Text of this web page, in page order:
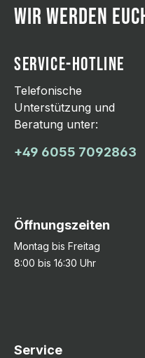
WIR WERDEN
SERVICE-HOTLINE
Telefonische
Unterstützung und
Beratung unter:
+49 6055 7092863
Öffnungszeiten
Montag bis Freitag
8:00 bis 16:30 Uhr
Service